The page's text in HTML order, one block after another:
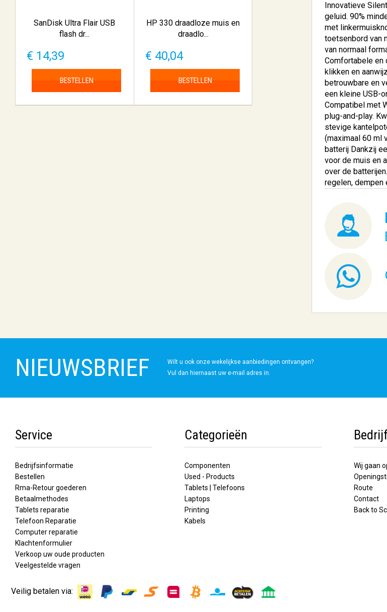
SanDisk Ultra Flair USB
flash dr...
€ 14,39
BESTELLEN
HP 330 draadloze muis en
draadlo...
€ 40,04
BESTELLEN
HP 953XL originele high-
capacity...
BESTELLEN
Innovatieve
geluid. 90%
met
toetsenbord van
van normaal
Comfortabele en
klikken en
betrouwbare en
een kleine USB-
Compatibel met
plug-and-play.
stevige
(maximaal 60 ml
batterij Dankzij
voor de muis en
over de
regelen,
NIEUWSBRIEF
Wilt u ook onze wekelijkse aanbiedingen ontvangen?
Vul dan hiernaast uw e-mail adres in.
Service
Bedrijfsinformatie
Bestellen
Rma-Retour goederen
Betaalmethodes
Tablets reparatie
Telefoon Reparatie
Computer reparatie
Klachtenformulier
Verkoop uw oude producten
Veelgestelde vragen
Categorieën
Componenten
Used - Products
Tablets | Telefoons
Laptops
Printing
Kabels
Wij gaan
Route
Contact
Back to
Veilig betalen via: